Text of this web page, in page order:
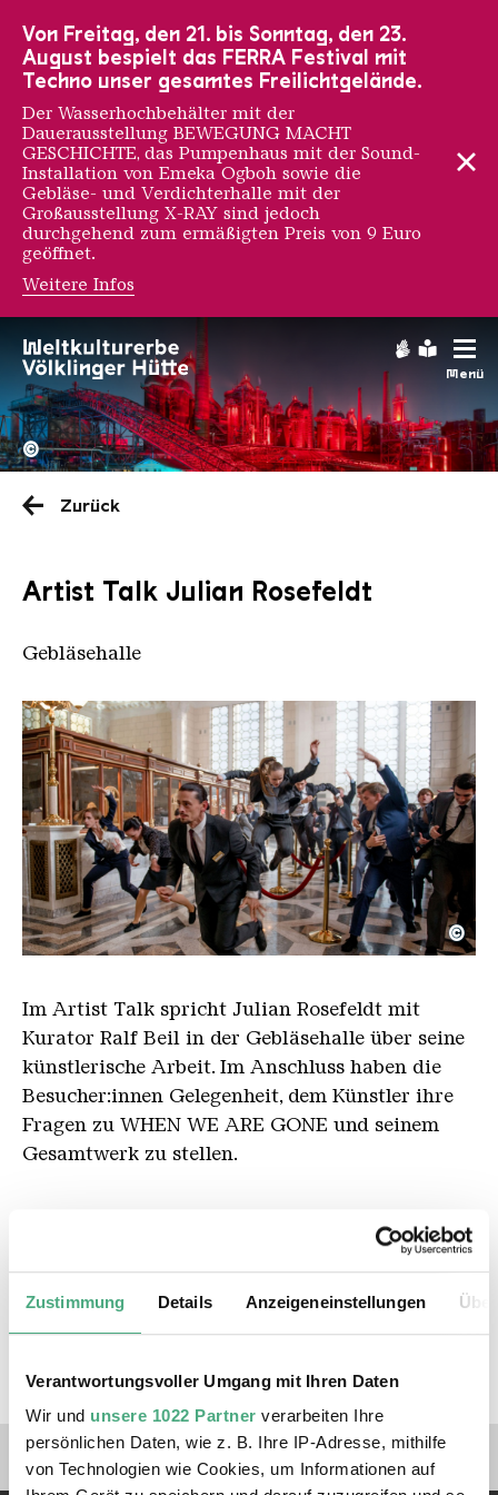
Zustimmung Details Anzeigeneinstellungen
Verantwortungsvoller Umgang mit Ihren Daten
Wir und unsere 1022 Partner verarbeiten Ihre
persönlichen Daten, wie z. B. Ihre IP-Adresse, mithilfe
von Technologien wie Cookies, um Informationen auf
Menü
Hochofengruppe in Rot
Copyright:
©
Zurück
Artist Talk Julian Rosefeldt
Gebläsehalle
Tanzende Bänker Video Still aus der Installation
Copyright: Studio Julian Rosefeldt, Berlin
©
Im Artist Talk spricht Julian Rosefeldt mit
Kurator Ralf Beil in der Gebläsehalle über seine
künstlerische Arbeit. Im Anschluss haben die
Besucher:innen Gelegenheit, dem Künstler ihre
Fragen zu WHEN WE ARE GONE und seinem
Gesamtwerk zu stellen.
Anmeldung erbeten Mo.- Fr. von 10-17 Uhr
unter 06898 / 9 100 100 oder
visit@voelklinger-huette.org
Verlinkungen zu unseren
Von Freitag, den 21. bis Sonntag, den 23.
August bespielt das FERRA Festival mit
Techno unser gesamtes Freilichtgelände.
Der Wasserhochbehälter mit der
Dauerausstellung BEWEGUNG MACHT
GESCHICHTE, das Pumpenhaus mit der Sound-
Installation von Emeka Ogboh sowie die
Gebläse- und Verdichterhalle mit der
Großausstellung X-RAY sind jedoch
durchgehend zum ermäßigten Preis von 9 Euro
geöffnet.
Weitere Infos